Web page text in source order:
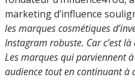
marketing d’influence
les marques cosmétiques
Instagram robuste. Car c’est
Les marques qui parviennent
audience tout en continuant à